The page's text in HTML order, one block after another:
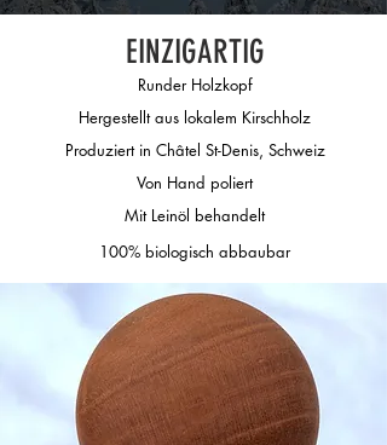
EINZIGARTIG
Runder Holzkopf
Hergestellt aus lokalem Kirschholz
Produziert in Châtel St-Denis, Schweiz
Von Hand poliert
Mit Leinöl behandelt
100% biologisch abbaubar